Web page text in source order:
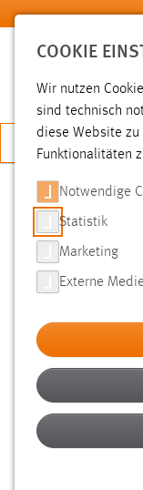
Zum Hauptinhalt
SUCHE
FILTER
Typ
Alter
COOKIE
Wir nutzen
sind technisch
diese Website
Funktionalitäten
Notwendige
Statistik
Marketing
Externe